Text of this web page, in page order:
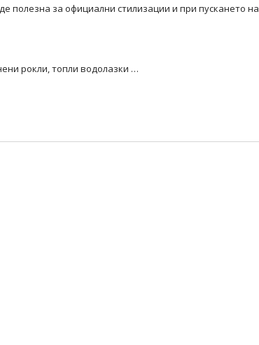
полезна за официални стилизации и при пускането на
рокли, топли водолазки …